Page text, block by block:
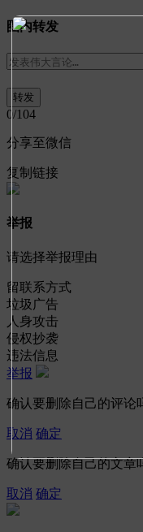
圈内转发
0/104
分享至微信
复制链接
举报
请选择举报理由
留联系方式
垃圾广告
人身攻击
侵权抄袭
违法信息
举报
确认要删除自己的评论
取消 确定
确认要删除自己的文章
取消 确定